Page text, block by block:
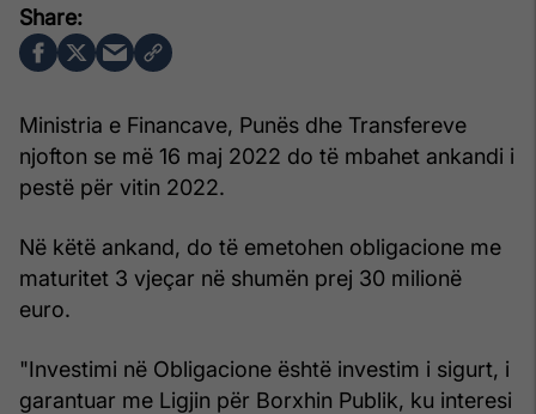
Ministria e Financave, Punës dhe Transfereve
njofton se më 16 maj 2022 do të mbahet ankandi i
pestë për vitin 2022.
Në këtë ankand, do të emetohen obligacione me
maturitet 3 vjeçar në shumën prej 30 milionë
euro.
"Investimi në Obligacione është investim i sigurt, i
garantuar me Ligjin për Borxhin Publik, ku interesi